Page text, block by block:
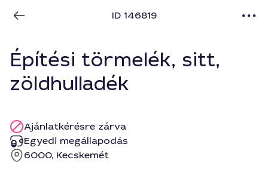
ID 146819
Építési törmelék, sitt,
zöldhulladék
Ajánlatkérésre zárva
Egyedi megállapodás
6000, Kecskemét